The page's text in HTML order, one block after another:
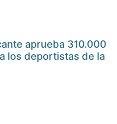
aprueba 310.000
los deportistas de la